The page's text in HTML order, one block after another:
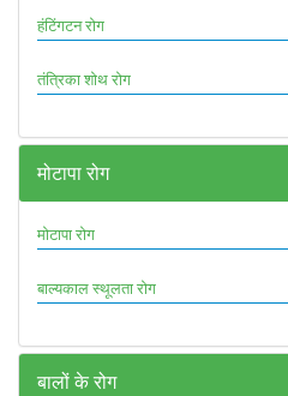
हंटिंगटन रोग
तंत्रिका शोथ रोग
मोटापा रोग
मोटापा रोग
बाल्यकाल स्थूलता रोग
बालों के रोग